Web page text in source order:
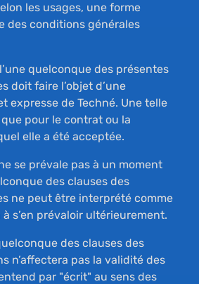
les usages, une forme
des conditions générales
quelconque des présentes
doit faire l’objet d’une
expresse de Techné. Une telle
pour le contrat ou la
elle a été acceptée.
se prévale pas à un moment
des clauses des
ne peut être interprété comme
s’en prévaloir ultérieurement.
des clauses des
n’affectera pas la validité des
par "écrit" au sens des